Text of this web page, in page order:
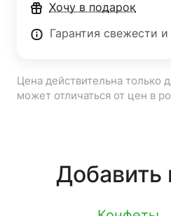
Хочу в подарок
Гарантия свежести и
Цена действительна только
может отличаться от цен в
Добавить